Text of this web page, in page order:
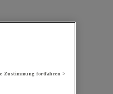
Zustimmung fortfahren >